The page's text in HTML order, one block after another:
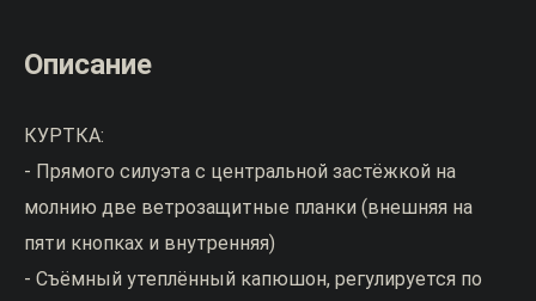
Описание
КУРТКА:
- Прямого силуэта с центральной застёжкой на
молнию две ветрозащитные планки (внешняя на
пяти кнопках и внутренняя)
- Съёмный утеплённый капюшон, регулируется по